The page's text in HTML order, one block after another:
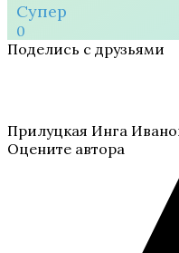
Супер
0
Поделись с друзьями
Прилуцкая Инга
Оцените автора